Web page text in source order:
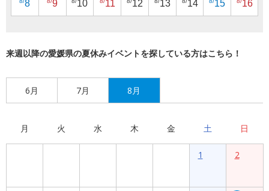
8 9 10 11 12 13 14 15 16
来週以降の愛媛県の夏休みイベントを探している方はこちら！
6月 7月 8月
月 火 水 木 金 土 日
1 2